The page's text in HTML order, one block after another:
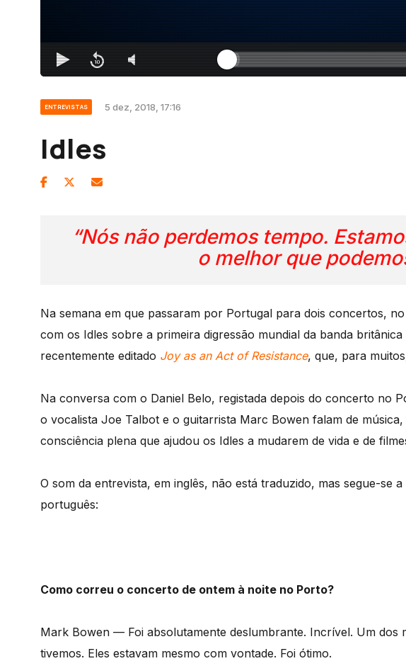
ENTREVISTAS 5 dez, 2018, 17:16
Idles
“Nós não perdemos tempo.
o melhor que
Na semana em que passaram por Portugal para dois concertos,
com os Idles sobre a primeira digressão mundial da banda
recentemente editado Joy as an Act of Resistance, que, para
Na conversa com o Daniel Belo, registada depois do concerto no
o vocalista Joe Talbot e o guitarrista Marc Bowen falam de
consciência plena que ajudou os Idles a mudarem de vida e de
O som da entrevista, em inglês, não está traduzido, mas segue-se
português:
Como correu o concerto de ontem à noite no Porto?
Mark Bowen — Foi absolutamente deslumbrante. Incrível. Um dos
tivemos. Eles estavam mesmo com vontade. Foi ótimo.